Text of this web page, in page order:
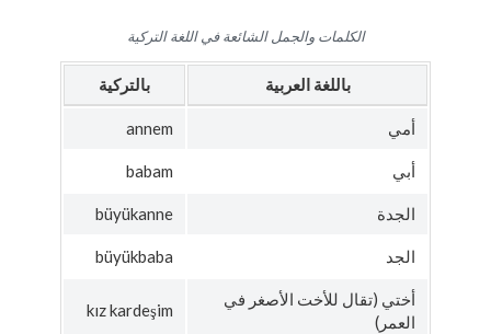
الكلمات والجمل الشائعة في اللغة التركية
باللغة العربية بالتركية
أمي annem
أبي babam
الجدة büyükanne
الجد büyükbaba
أختي (تقال للأخت الأصغر في
العمر)
kız kardeşim